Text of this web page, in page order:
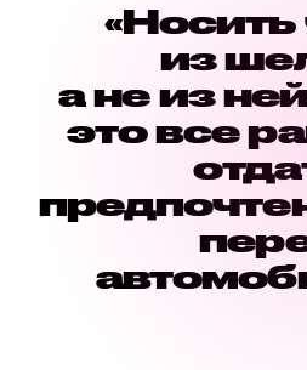
«Носить
из
а не из
это все